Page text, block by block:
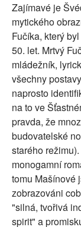
Zajímavé je
mytického
Fučíka, který
50. let. Mrtvý
mládežník,
všechny
naprosto
na to ve
pravda, že
budovatelské
starého
monogamní
tomu Mašínové
zobrazováni
"silná, tvořivá
spirit" a